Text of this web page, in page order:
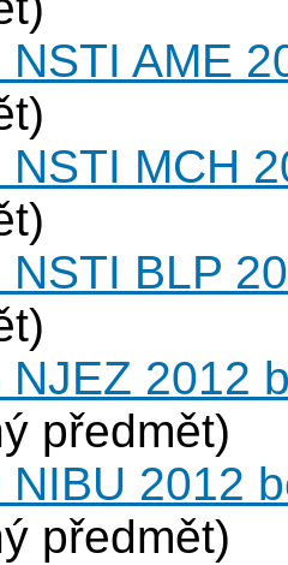
NSTI AME
NSTI MCH
NSTI BLP
NJEZ 2012
předmět)
NIBU 2012
předmět)